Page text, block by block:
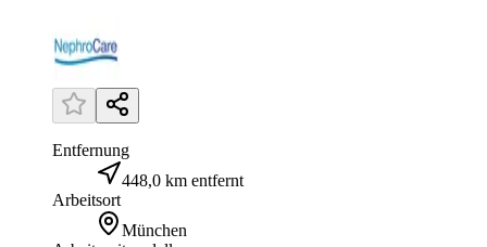
Entfernung
448,0 km entfernt
Arbeitsort
München